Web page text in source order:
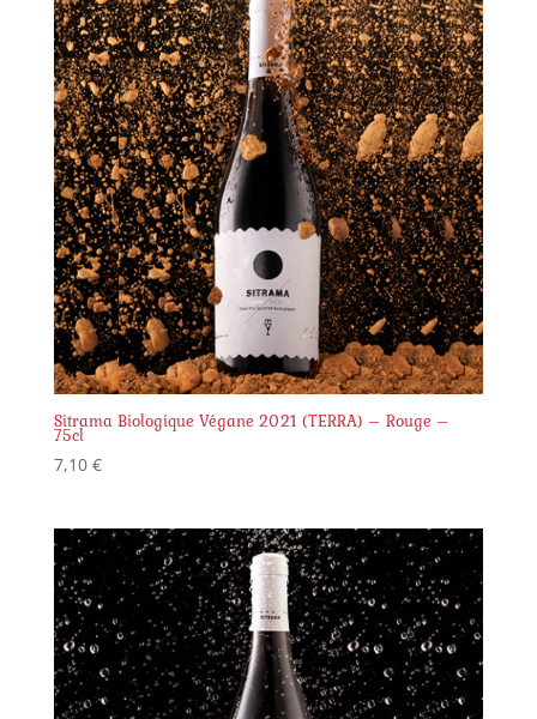
Sitrama Biologique Végane 2021 (TERRA) – Rouge –
75cl
7,10 €